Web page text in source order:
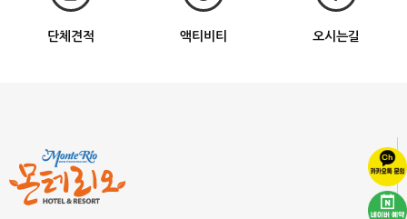
단체견적 액티비티 오시는길